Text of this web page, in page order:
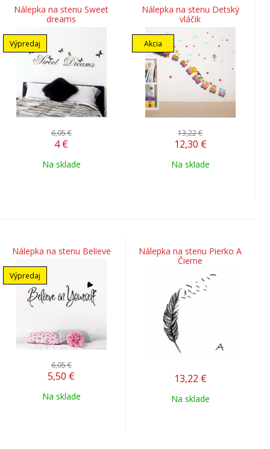
Nálepka na stenu Sweet
dreams
Výpredaj
6,05 €
4 €
Na sklade
Nálepka na stenu Detský
vláčik
Akcia
13,22 €
12,30 €
Na sklade
Nálepka na stenu Believe
Výpredaj
6,05 €
5,50 €
Na sklade
Nálepka na stenu Pierko A
Čierne
13,22 €
Na sklade